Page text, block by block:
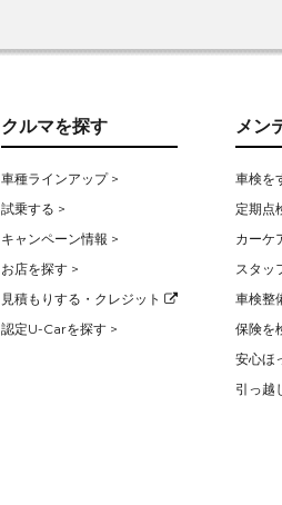
クルマを探す
車種ラインアップ >
試乗する >
キャンペーン情報 >
お店を探す >
見積もりする・クレジット
認定U-Carを探す >
メン
車検を
定期点
カーケ
スタッ
車検整
保険を
安心ほ
引っ越